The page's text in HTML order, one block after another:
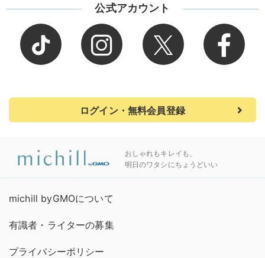
公式アカウント
ログイン・無料会員登録
おしゃれもキレイも、
明日のワタシにちょうどいい
michill byGMOについて
有識者・ライターの募集
プライバシーポリシー